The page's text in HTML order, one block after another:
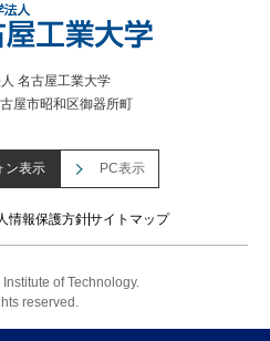
名古屋工業大学
屋市昭和区御器所町
ン表示 PC表示
情報保護方針サイトマップ
of Technology.
reserved.